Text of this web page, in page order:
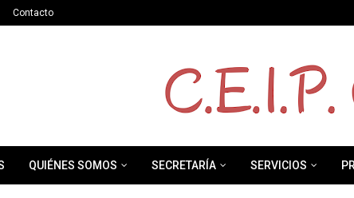
Contacto
QUIÉNES SOMOS SECRETARÍA SERVICIOS